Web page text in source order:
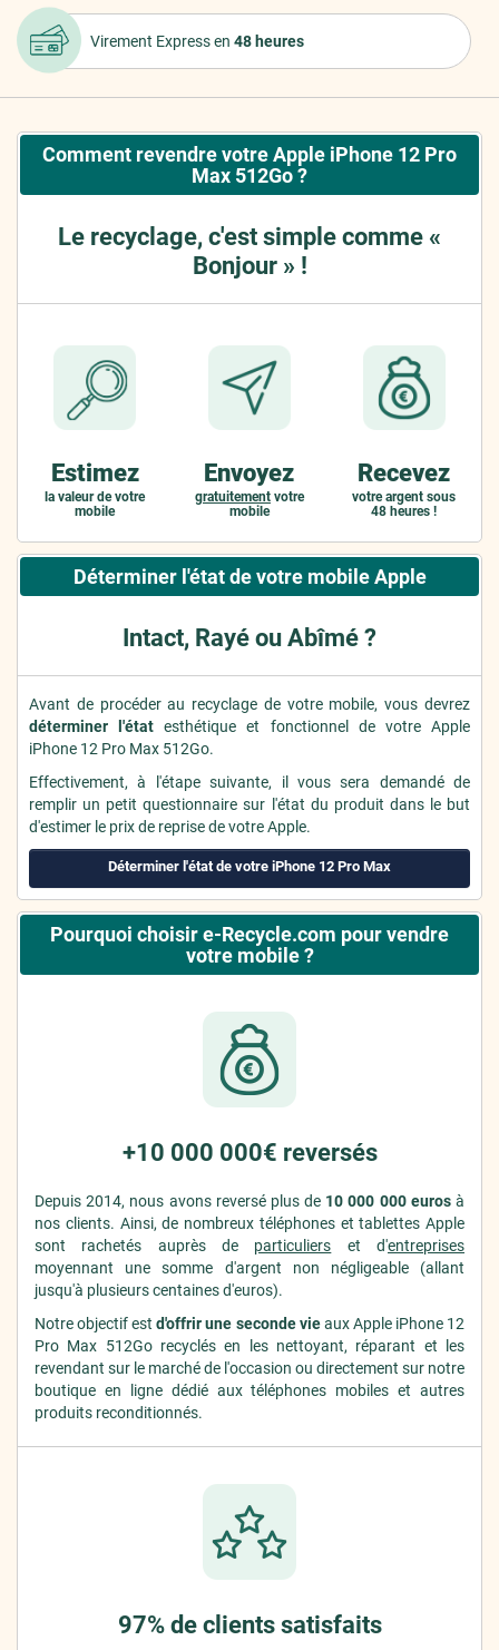
Virement Expressen 48 heures
Comment revendre votre Apple iPhone 12 Pro
Max 512Go ?
Le recyclage, c'est simple comme «
Bonjour » !
Estimez
la valeur de votre
mobile
Envoyez
gratuitementvotre
mobile
Recevez
votre argent sous
48 heures !
Déterminer l'état de votre mobile Apple
Intact, Rayé ou Abîmé ?
Avant de procéder au recyclage de votre mobile, vous devrez
déterminer l'état esthétique et fonctionnel de votre Apple
iPhone 12 Pro Max 512Go.
Effectivement, à l'étape suivante, il vous sera demandé de
remplir un petit questionnaire sur l'état du produit dans le but
d'estimer le prix de reprise de votre Apple.
Déterminer l'état de votre iPhone 12 Pro Max
Pourquoi choisir e-Recycle.com pour vendre
votre mobile ?
+10 000 000€ reversés
Depuis 2014, nous avons reversé plus de 10 000 000 eurosà
nos clients. Ainsi, de nombreux téléphones et tablettes Apple
sont rachetés auprès de particuliers et d'entreprises
moyennant une somme d'argent non négligeable (allant
jusqu'à plusieurs centaines d'euros).
Notre objectif estd'offrir une seconde vieaux Apple iPhone 12
Pro Max 512Go recyclés en les nettoyant, réparant et les
revendant sur le marché de l'occasion ou directement sur notre
boutique en ligne dédié aux téléphones mobiles et autres
produits reconditionnés.
97% de clients satisfaits